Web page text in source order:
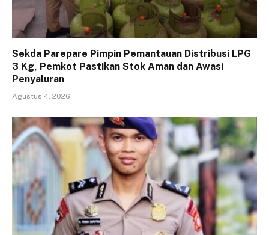
Sekda Parepare Pimpin Pemantauan Distribusi LPG
3 Kg, Pemkot Pastikan Stok Aman dan Awasi
Penyaluran
Agustus 4, 2026